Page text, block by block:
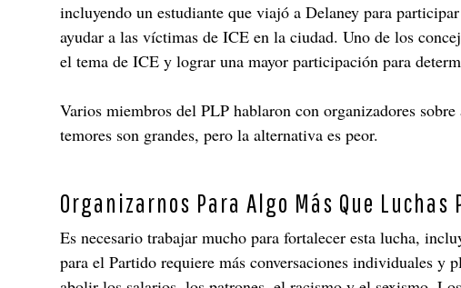
incluyendo un estudiante que viajó a Delaney para
ayudar a las víctimas de ICE en la ciudad. Uno de los
el tema de ICE y lograr una mayor participación para
Varios miembros del PLP hablaron con organizadores
temores son grandes, pero la alternativa es peor.
Organizarnos Para Algo Más Que Luchas
Es necesario trabajar mucho para fortalecer esta lucha,
para el Partido requiere más conversaciones individuales y